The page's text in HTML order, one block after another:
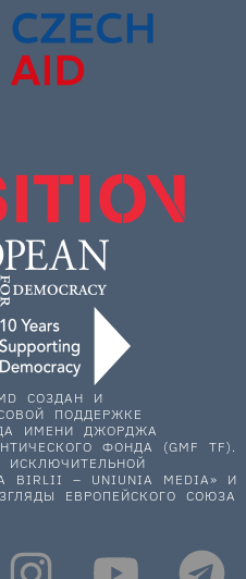
СОЗДАН И
ПОДДЕРЖКЕ
ИМЕНИ ДЖОРДЖА
ФОНДА (GMF TF).
ИСКЛЮЧИТЕЛЬНОЙ
BIRLII – UNIUNIA MEDIA» И
ЕВРОПЕЙСКОГО СОЮЗА